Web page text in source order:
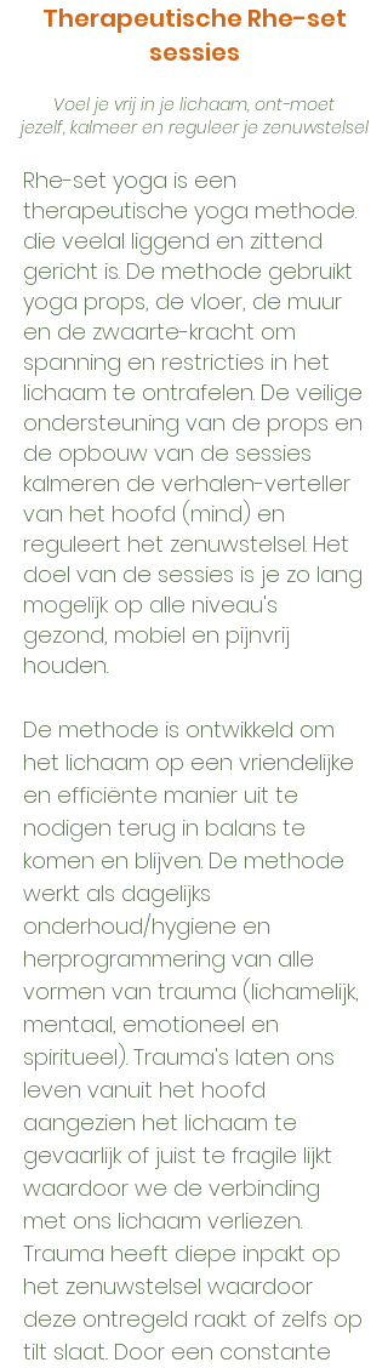
Therapeutische Rhe-set
sessies
Voel je vrij in je lichaam, ont-moet
jezelf, kalmeer en reguleer jezenuwstelsel
Rhe-set yoga is een
therapeutische yoga methode.
die veelal liggend en zittend
gericht is. De methode gebruikt
yoga props, de vloer, de muur
en de zwaarte-kracht om
spanning en restricties in het
lichaam te ontrafelen. De veilige
ondersteuning van de props en
de opbouw van de sessies
kalmeren de verhalen-verteller
van het hoofd (mind) en
reguleert het zenuwstelsel. Het
doel van de sessies is je zo lang
mogelijk op alle niveau's
gezond, mobiel en pijnvrij
houden.
De methode is ontwikkeld om
het lichaam op een vriendelijke
en efficiënte manier uit te
nodigen terug in balans te
komen en blijven. De methode
werkt als dagelijks
onderhoud/hygiene en
herprogrammering van alle
vormen van trauma (lichamelijk,
mentaal, emotioneel en
spiritueel). Trauma's laten ons
leven vanuit het hoofd
aangezien het lichaam te
gevaarlijk of juist te fragile lijkt
waardoor we de verbinding
met ons lichaam verliezen.
Trauma heeft diepe inpakt op
het zenuwstelsel waardoor
deze ontregeld raakt of zelfs op
tilt slaat.. Door een constante